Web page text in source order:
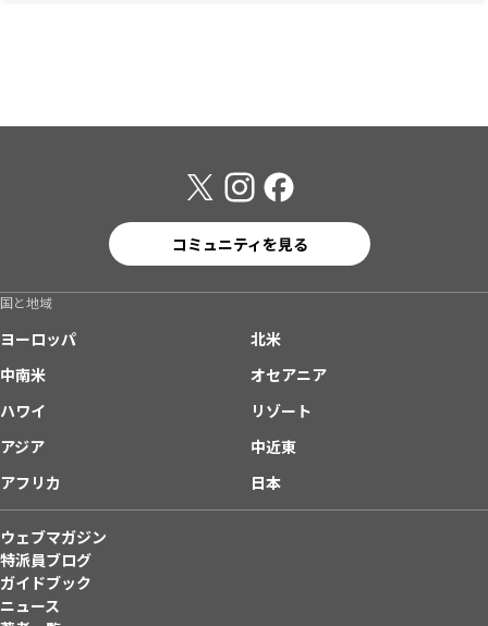
コミュニティを見る
国と地域
ヨーロッパ
北米
中南米
オセアニア
ハワイ
リゾート
アジア
中近東
アフリカ
日本
ウェブマガジン
特派員ブログ
ガイドブック
ニュース